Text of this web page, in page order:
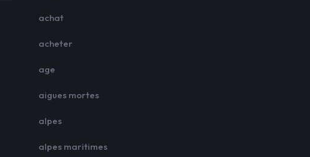
achat
acheter
age
aigues mortes
alpes
alpes maritimes